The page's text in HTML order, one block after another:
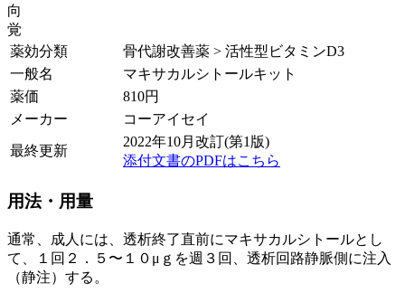
向
覚
薬効分類
骨代謝改善薬 > 活性型ビタミンD3
一般名
マキサカルシトールキット
薬価
810円
メーカー
コーアイセイ
最終更新
2022年10月改訂(第1版)
添付文書のPDFはこちら
用法・用量
通常、成人には、透析終了直前にマキサカルシトールとし
て、１回２．５〜１０μｇを週３回、透析回路静脈側に注入
（静注）する。